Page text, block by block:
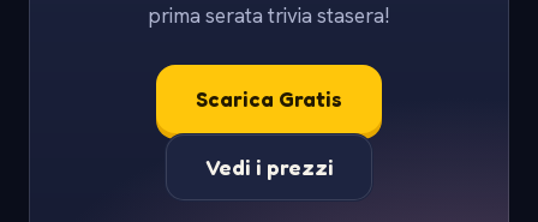
prima serata trivia stasera!
Scarica Gratis
Vedi i prezzi